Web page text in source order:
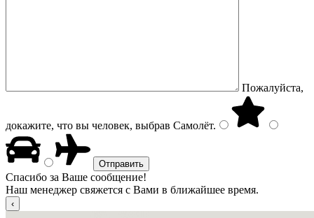
Пожалуйста,
докажите, что вы человек, выбрав Самолёт.
Спасибо за Ваше сообщение!
Наш менеджер свяжется с Вами в ближайшее время.